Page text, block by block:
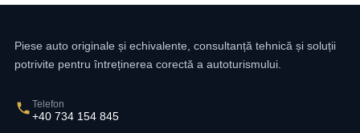
Piese auto originale și echivalente, consultanță tehnică și soluții
potrivite pentru întreținerea corectă a autoturismului.
Telefon
+40 734 154 845